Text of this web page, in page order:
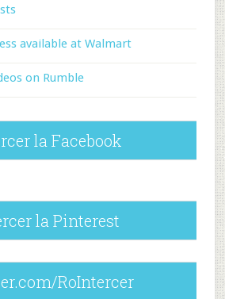
available at Walmart
on Rumble
la Facebook
la Pinterest
RoIntercer